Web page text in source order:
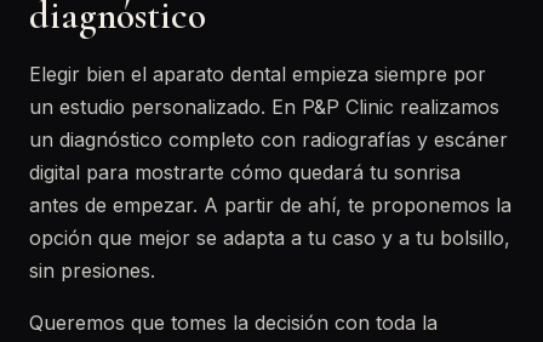
diagnóstico
Elegir bien el aparato dental empieza siempre por
un estudio personalizado. En P&P Clinic realizamos
un diagnóstico completo con radiografías y escáner
digital para mostrarte cómo quedará tu sonrisa
antes de empezar. A partir de ahí, te proponemos la
opción que mejor se adapta a tu caso y a tu bolsillo,
sin presiones.
Queremos que tomes la decisión con toda la